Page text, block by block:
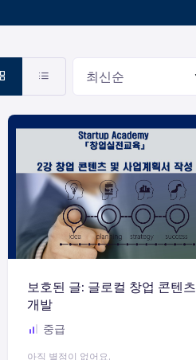
최신순
보호된 글: 글로컬 창업 콘텐츠
개발
중급
아직 별점이 없어요.